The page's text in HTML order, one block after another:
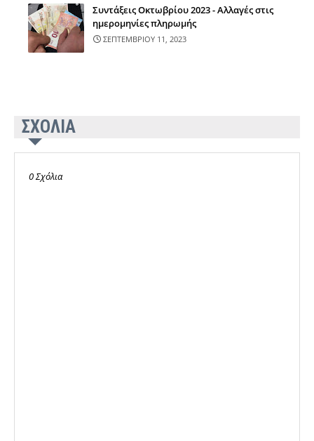
Συντάξεις Οκτωβρίου 2023 - Αλλαγές στις
ημερομηνίες πληρωμής
ΣΕΠΤΕΜΒΡΙΟΥ 11, 2023
ΣΧΟΛΙΑ
0 Σχόλια